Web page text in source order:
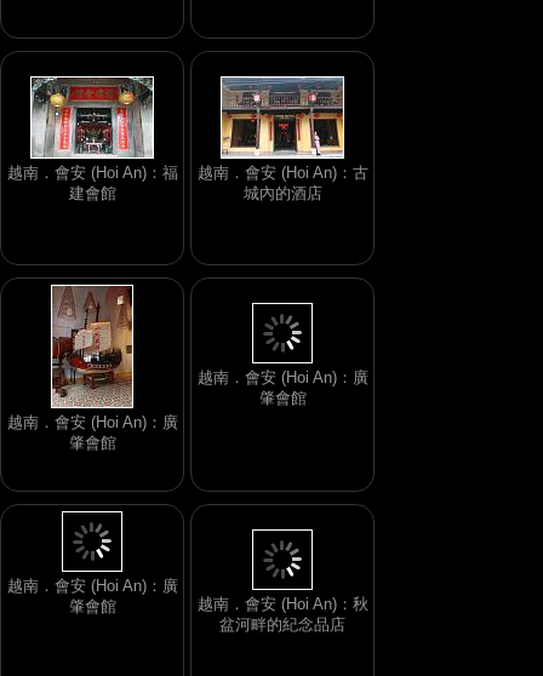
越南．會安 (Hoi An)：福
建會館
越南．會安 (Hoi An)：古
城內的酒店
越南．會安 (Hoi An)：廣
肇會館
越南．會安 (Hoi An)：廣
越南．會安 (Hoi An)：秋